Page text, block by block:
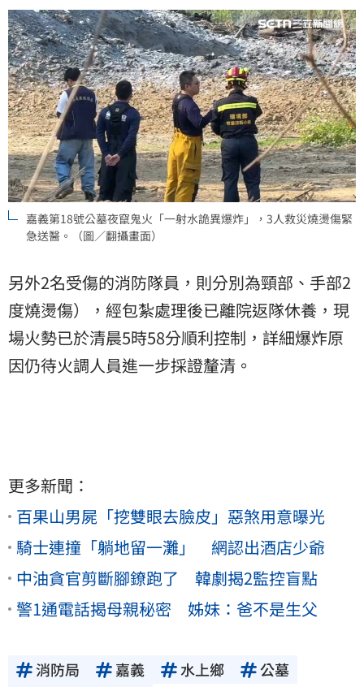
嘉義第18號公墓夜竄鬼火「一射水詭異爆炸」，3人救災燒燙傷緊
急送醫。（圖／翻攝畫面）
另外2名受傷的消防隊員，則分別為頸部、手部2
度燒燙傷），經包紮處理後已離院返隊休養，現
場火勢已於清晨5時58分順利控制，詳細爆炸原
因仍待火調人員進一步採證釐清。
更多新聞：
百果山男屍「挖雙眼去臉皮」惡煞用意曝光
騎士連撞「躺地留一灘」 網認出酒店少爺
中油貪官剪斷腳鐐跑了 韓劇揭2監控盲點
警1通電話揭母親秘密 姊妹：爸不是生父
消防局 嘉義 水上鄉 公墓